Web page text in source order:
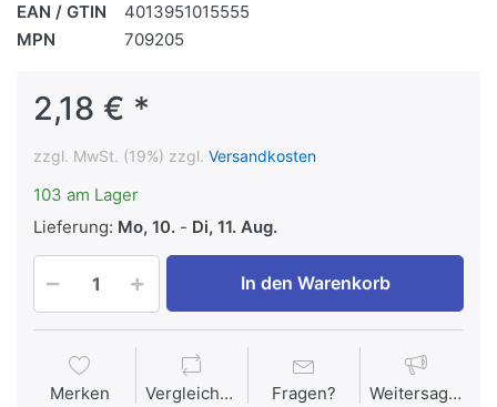
EAN / GTIN
4013951015555
MPN
709205
2,18 € *
zzgl. MwSt. (19%) zzgl. Versandkosten
103 am Lager
Lieferung: Mo, 10. - Di, 11. Aug.
In den Warenkorb
Merken Vergleichen Fragen? Weitersagen